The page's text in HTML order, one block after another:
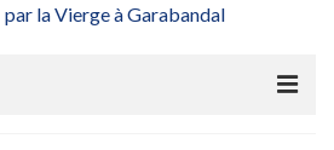
par la Vierge à Garabandal